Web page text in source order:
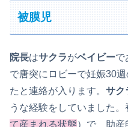
被膜児
院長はサクラがベイビーで
で唐突にロビーで妊娠30
たと連絡が入ります。 サク
うな経験をしていました。
て産まれる状態）で、助産